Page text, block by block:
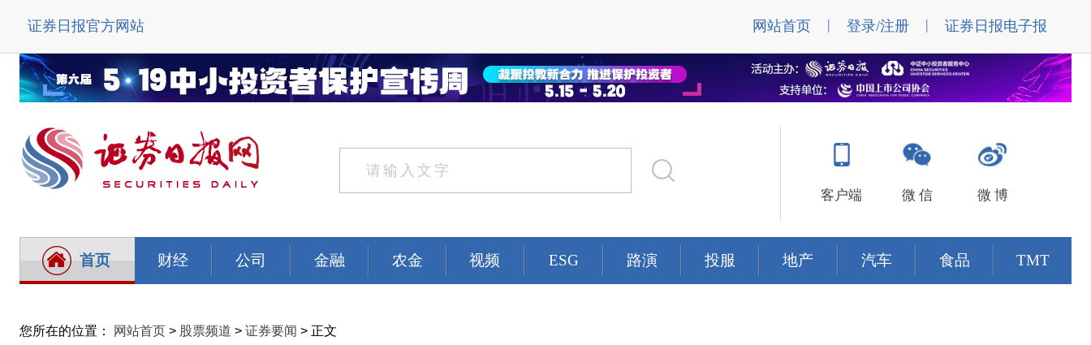
证券日报官方网站 网站首页 | 登录/注册 | 证券日报电子报
客户端 微 信 微 博
首页 财经 公司 金融 农金 视频 ESG 路演 投服 地产 汽车 食品 TMT
您所在的位置： 网站首页 > 股票频道 > 证券要闻 > 正文